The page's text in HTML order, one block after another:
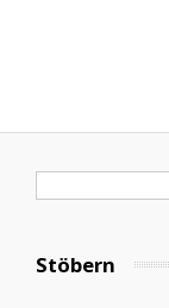
Stöbern